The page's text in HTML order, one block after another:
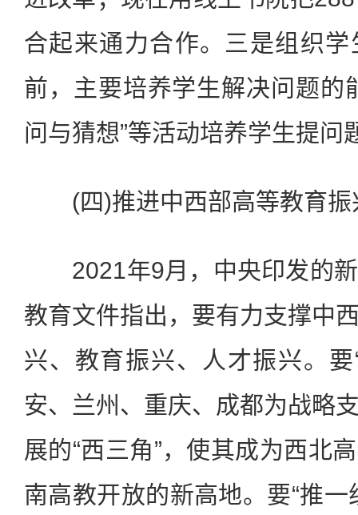
合起来通力合作。三是组织
前，主要培养学生解决问题的
问与猜想”等活动培养学生提问
(四)推进中西部高等教育振
2021年9月，中央印发的新
教育文件指出，要有力支撑中
兴、教育振兴、人才振兴。
安、兰州、重庆、成都为战略
展的“西三角”，使其成为西北
南高教开放的新高地。要“推一